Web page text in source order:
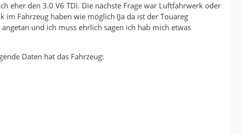
eher den 3.0 V6 TDI. Die nächste Frage war Luftfahrwerk oder
Fahrzeug haben wie möglich (Ja da ist der Touareg
und ich muss ehrlich sagen ich hab mich etwas
Daten hat das Fahrzeug: